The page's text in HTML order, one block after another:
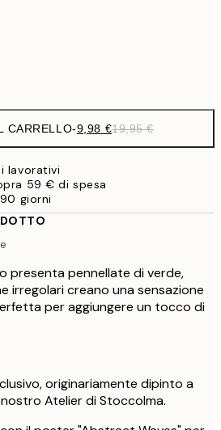
CARRELLO-9,98 €19,95 €
lavorativi
59 € di spesa
giorni
pennellate di verde,
irregolari creano una sensazione
per aggiungere un tocco di
originariamente dipinto a
Atelier di Stoccolma.